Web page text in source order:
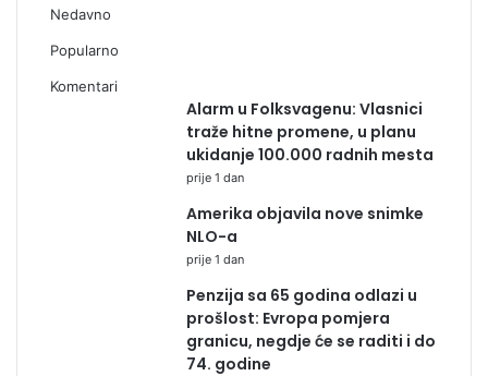
Nedavno
Popularno
Komentari
Alarm u Folksvagenu: Vlasnici
traže hitne promene, u planu
ukidanje 100.000 radnih mesta
prije 1 dan
Amerika objavila nove snimke
NLO-a
prije 1 dan
Penzija sa 65 godina odlazi u
prošlost: Evropa pomjera
granicu, negdje će se raditi i do
74. godine